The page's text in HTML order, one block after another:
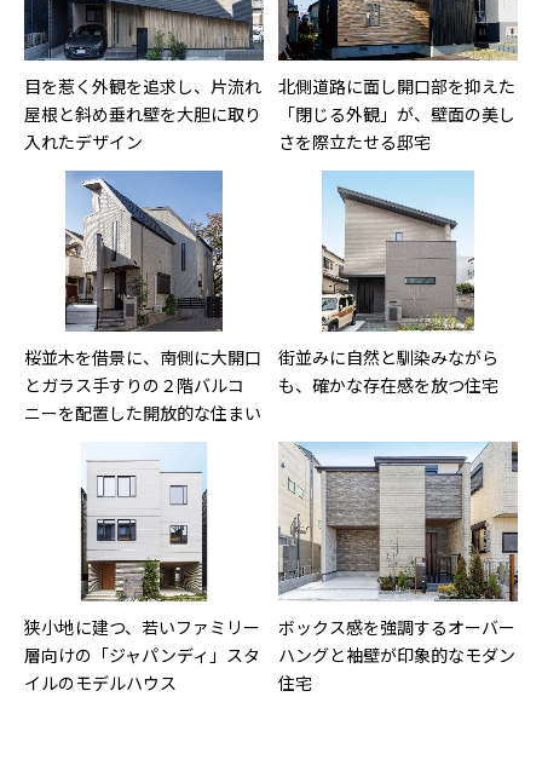
目を惹く外観を追求し、片流れ
屋根と斜め垂れ壁を大胆に取り
入れたデザイン
北側道路に面し開口部を抑えた
「閉じる外観」が、壁面の美し
さを際立たせる邸宅
桜並木を借景に、南側に大開口
とガラス手すりの２階バルコ
ニーを配置した開放的な住まい
街並みに自然と馴染みながら
も、確かな存在感を放つ住宅
狭小地に建つ、若いファミリー
層向けの「ジャパンディ」スタ
イルのモデルハウス
ボックス感を強調するオーバー
ハングと袖壁が印象的なモダン
住宅